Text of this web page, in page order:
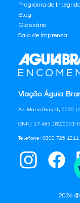
Viação Águia
Av. Mario Gurgel, 5030 |
CNPJ: 27.486.182/
Telefone: 0800 725
Programa de
Blog
Glossário
Sala de Imprensa
2026